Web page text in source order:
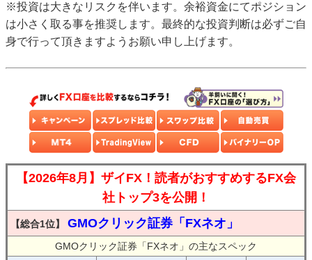
※投資は大きなリスクを伴います。余裕資金にてポジション
は小さく取る事を推奨します。最終的な投資判断は必ずご自
身で行って頂きますようお願い申し上げます。
【2026年8月】ザイFX！読者がおすすめするFX会
社トップ3を公開！
【総合1位】 GMOクリック証券「FXネオ」
GMOクリック証券「FXネオ」の主なスペック